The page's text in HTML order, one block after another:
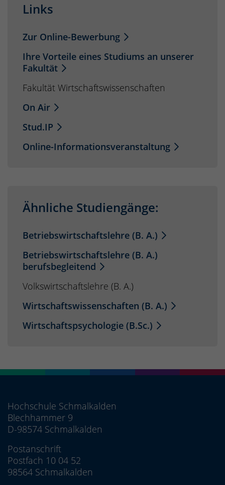
Links
Zur Online-Bewerbung
Ihre Vorteile eines Studiums an unserer
Fakultät
Fakultät Wirtschaftswissenschaften
On Air
Stud.IP
Online-Informationsveranstaltung
Ähnliche Studiengänge:
Betriebswirtschaftslehre (B. A.)
Betriebswirtschaftslehre (B. A.)
berufsbegleitend
Volkswirtschaftslehre (B. A.)
Wirtschaftswissenschaften (B. A.)
Wirtschaftspsychologie (B.Sc.)
Hochschule Schmalkalden
Blechhammer 9
D-98574 Schmalkalden
Postanschrift
Postfach 10 04 52
98564 Schmalkalden